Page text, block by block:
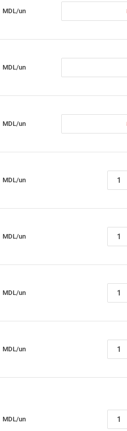
MDL/un
MDL/un
MDL/un
MDL/un
MDL/un
MDL/un
MDL/un
MDL/un